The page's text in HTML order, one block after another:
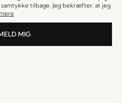
tilbage. Jeg bekræfter, at jeg
MIG